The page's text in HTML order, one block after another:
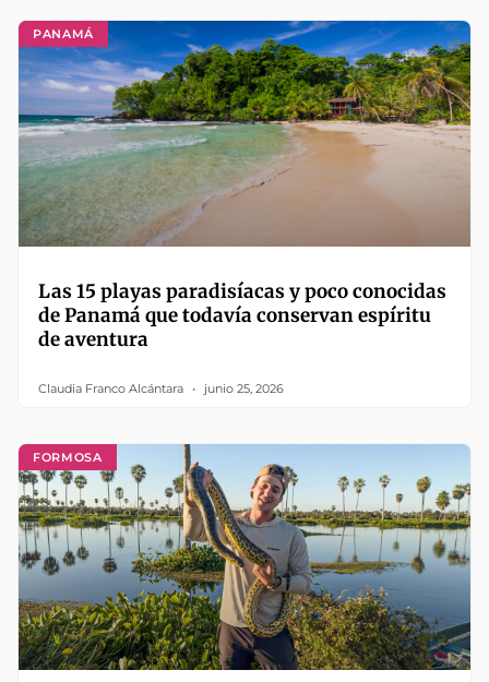
PANAMÁ
Las 15 playas paradisíacas y poco conocidas
de Panamá que todavía conservan espíritu
de aventura
Claudia Franco Alcántara junio 25, 2026
FORMOSA